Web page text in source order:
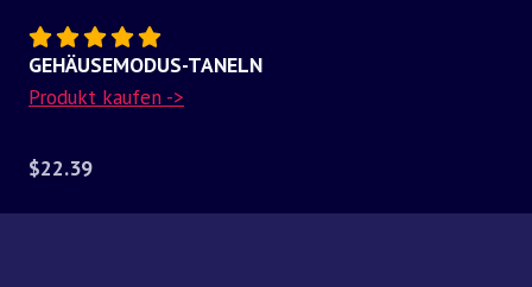
GEHÄUSEMODUS-TANELN
Produkt kaufen ->
$22.39